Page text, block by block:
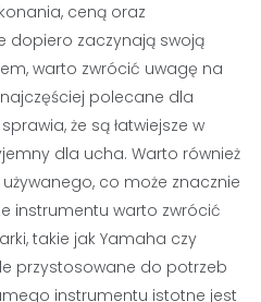
ceną oraz
dopiero zaczynają swoją
warto zwrócić uwagę na
polecane dla
że są łatwiejsze w
dla ucha. Warto również
co może znacznie
instrumentu warto zwrócić
takie jak Yamaha czy
przystosowane do potrzeb
instrumentu istotne jest